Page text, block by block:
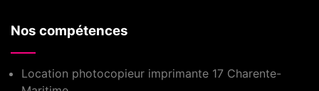
Nos compétences
Location photocopieur imprimante 17 Charente-